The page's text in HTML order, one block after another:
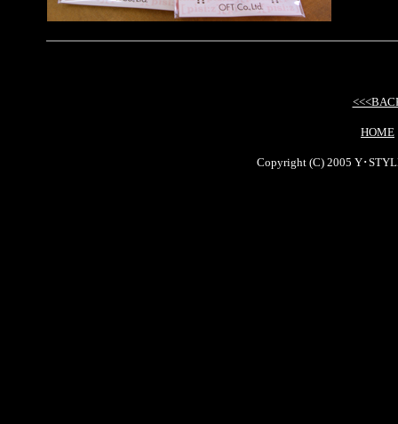
HOME
Copyright (C) 2005 Y･